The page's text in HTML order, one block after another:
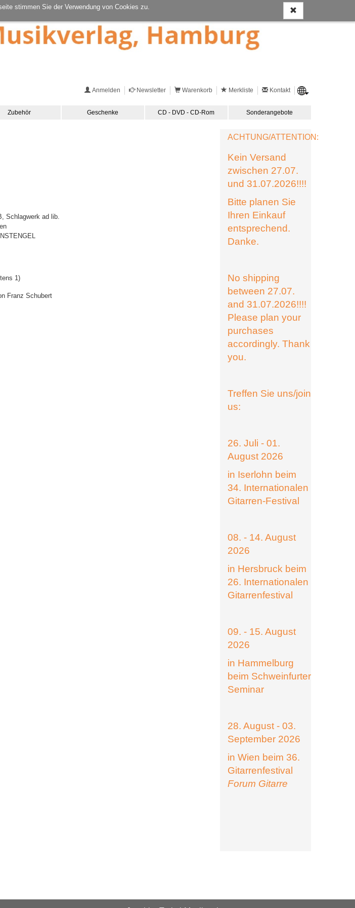
stimmen Sie der Verwendung von Cookies zu.
Anmelden Newsletter Warenkorb Merkliste Kontakt
Zubehör Geschenke CD - DVD - CD-Rom Sonderangebote
Schlagwerk ad lib.
1)
Franz Schubert
ACHTUNG/ATTENTION:
Kein Versand
zwischen 27.07.
und 31.07.2026!!!!
Bitte planen Sie
Ihren Einkauf
entsprechend.
Danke.
No shipping
between 27.07.
and 31.07.2026!!!!
Please plan your
purchases
accordingly. Thank
you.
Treffen Sie uns/join
us:
26. Juli - 01.
August 2026
in Iserlohn beim
34. Internationalen
Gitarren-Festival
08. - 14. August
2026
in Hersbruck beim
26. Internationalen
Gitarrenfestival
09. - 15. August
2026
in Hammelburg
beim Schweinfurter
Seminar
28. August - 03.
September 2026
in Wien beim 36.
Gitarrenfestival
Forum Gitarre